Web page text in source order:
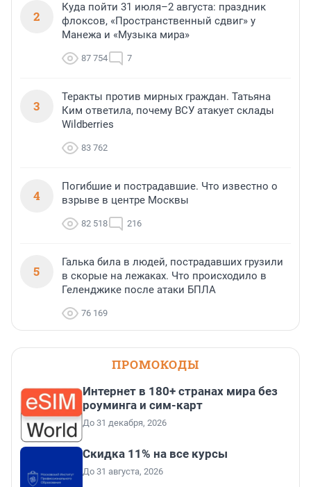
2
Куда пойти 31 июля–2 августа: праздник
флоксов, «Пространственный сдвиг» у
Манежа и «Музыка мира»
87 754 7
3
Теракты против мирных граждан. Татьяна
Ким ответила, почему ВСУ атакует склады
Wildberries
83 762
4
Погибшие и пострадавшие. Что известно о
взрыве в центре Москвы
82 518 216
5
Галька била в людей, пострадавших грузили
в скорые на лежаках. Что происходило в
Геленджике после атаки БПЛА
76 169
ПРОМОКОДЫ
Интернет в 180+ странах мира без
роуминга и сим-карт
До 31 декабря, 2026
Скидка 11% на все курсы
До 31 августа, 2026